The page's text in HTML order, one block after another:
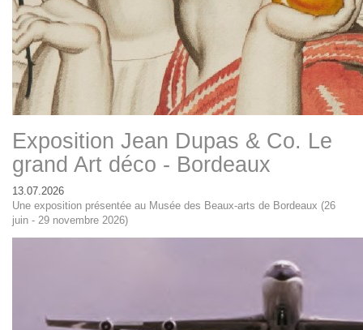
Exposition Jean Dupas & Co. Le
grand Art déco - Bordeaux
13.07.2026
Une exposition présentée au Musée des Beaux-arts de Bordeaux (26
juin - 29 novembre 2026)